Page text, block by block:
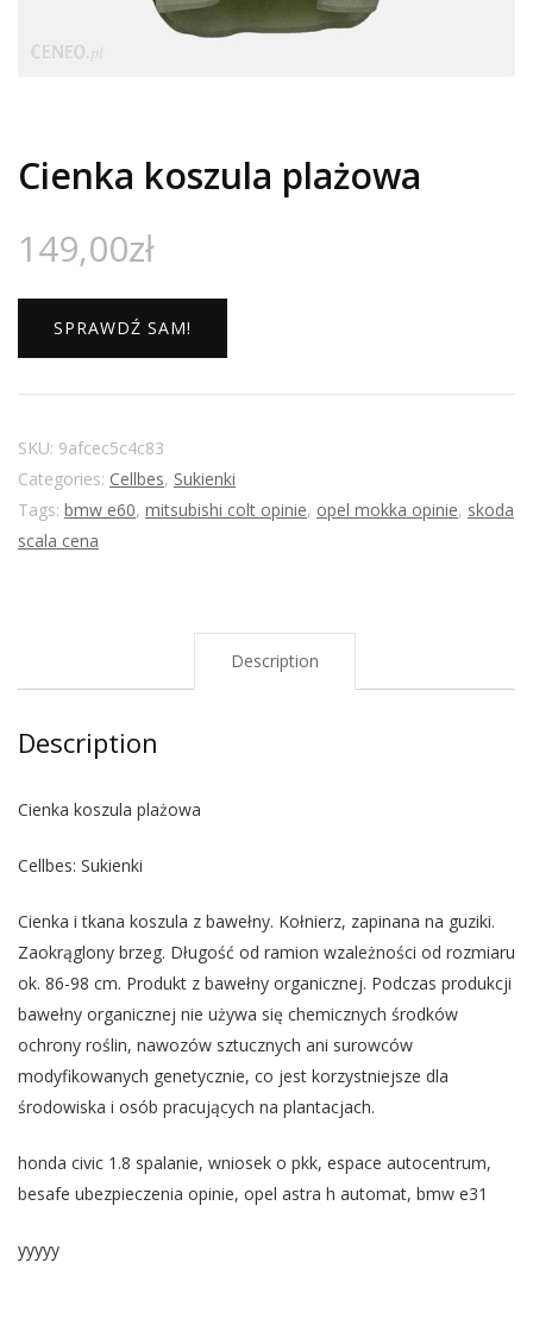
Cienka koszula plażowa
149,00zł
SPRAWDŹ SAM!
SKU: 9afcec5c4c83
Categories: Cellbes, Sukienki
Tags: bmw e60, mitsubishi colt opinie, opel mokka opinie, skoda
scala cena
Description
Description
Cienka koszula plażowa
Cellbes: Sukienki
Cienka i tkana koszula z bawełny. Kołnierz, zapinana na guziki.
Zaokrąglony brzeg. Długość od ramion wzależności od rozmiaru
ok. 86-98 cm. Produkt z bawełny organicznej. Podczas produkcji
bawełny organicznej nie używa się chemicznych środków
ochrony roślin, nawozów sztucznych ani surowców
modyfikowanych genetycznie, co jest korzystniejsze dla
środowiska i osób pracujących na plantacjach.
honda civic 1.8 spalanie, wniosek o pkk, espace autocentrum,
besafe ubezpieczenia opinie, opel astra h automat, bmw e31
yyyyy